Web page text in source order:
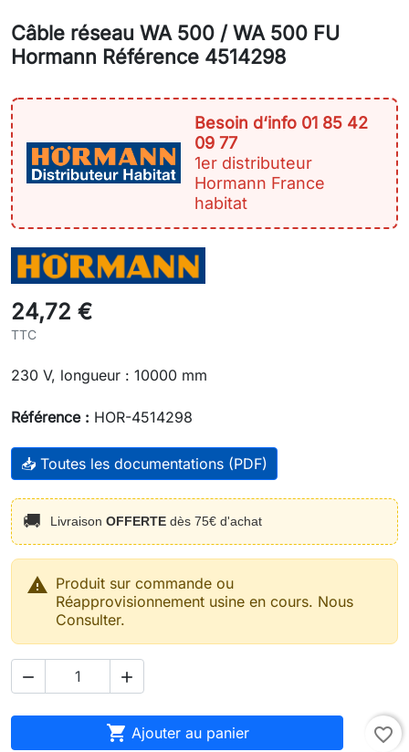
Câble réseau WA 500 / WA 500 FU
Hormann Référence 4514298
Besoin d‘info 01 85 42
09 77
1er distributeur
Hormann France
habitat
24,72 €
TTC
230 V, longueur : 10000 mm
Référence : HOR-4514298
📥 Toutes les documentations (PDF)
🚚 Livraison OFFERTE dès 75€ d'achat
 Produit sur commande ou
Réapprovisionnement usine en cours. Nous
Consulter.
 
 Ajouter au panier favorite_border